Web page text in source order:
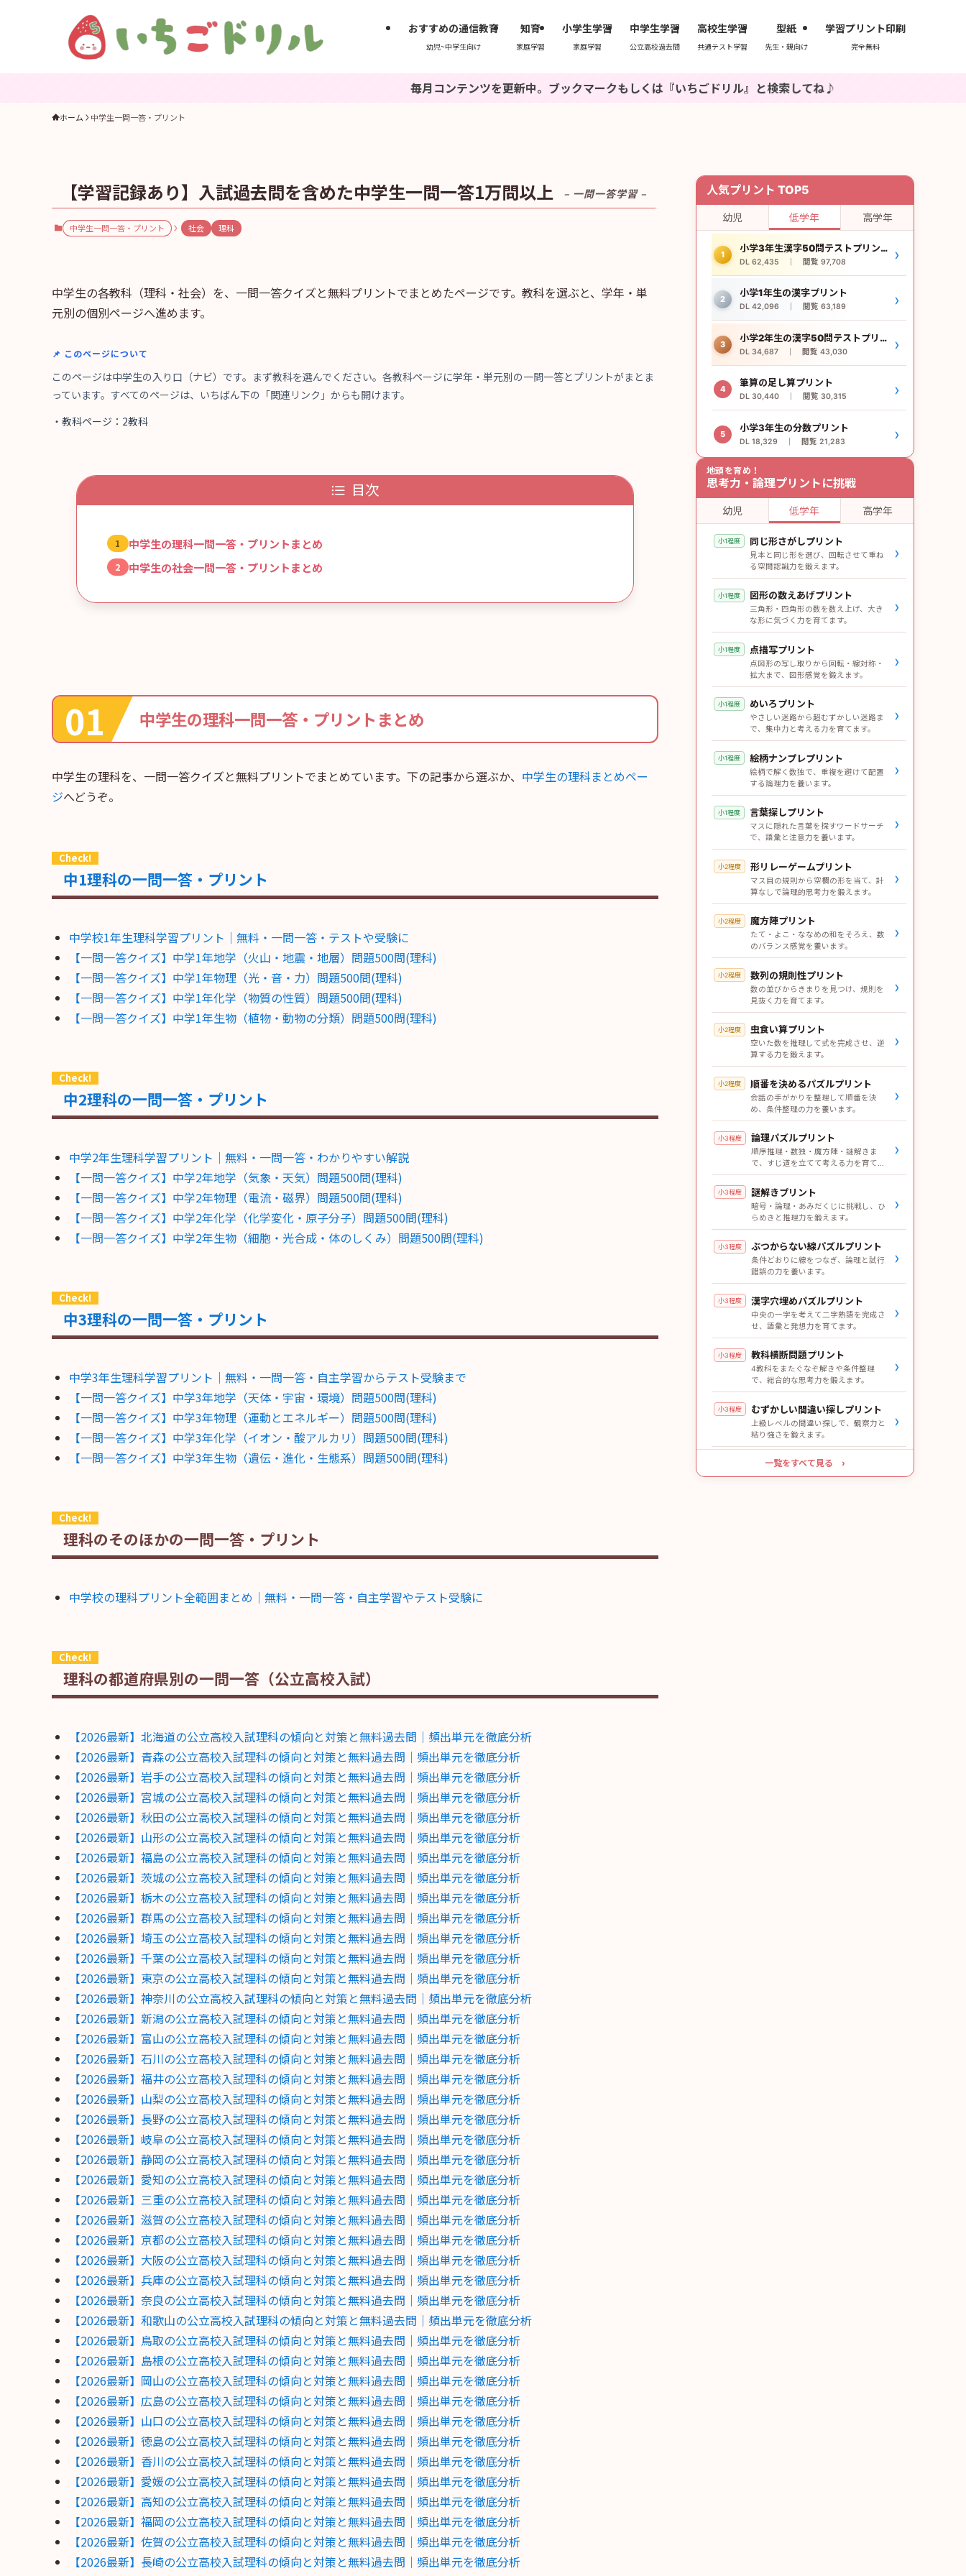
おすすめの通信教育
幼児~中学生向け
知育
家庭学習
小学生学習
家庭学習
中学生学習
公立高校過去問
高校生学習
共通テスト学習
型紙
先生・親向け
学習プリント印刷
完全無料
毎月コンテンツを更新中。ブックマークもしくは『いちごドリル』と検索してね♪
ホーム 中学生一問一答・プリント
【学習記録あり】入試過去問を含めた中学生一問一答1万問以上 – 一問一答学習 –
中学生一問一答・プリント 社会 理科
中学生の各教科（理科・社会）を、一問一答クイズと無料プリントでまとめたページです。教科を選ぶと、学年・単
元別の個別ページへ進めます。
📌 このページについて
このページは中学生の入り口（ナビ）です。まず教科を選んでください。各教科ページに学年・単元別の一問一答とプリントがまとま
っています。すべてのページは、いちばん下の「関連リンク」からも開けます。
・教科ページ：2教科
目次
中学生の理科一問一答・プリントまとめ
中学生の社会一問一答・プリントまとめ
中学生の理科一問一答・プリントまとめ
中学生の理科を、一問一答クイズと無料プリントでまとめています。下の記事から選ぶか、 中学生の理科まとめペー
ジへどうぞ。
中1理科の一問一答・プリント
中学校1年生理科学習プリント｜無料・一問一答・テストや受験に
【一問一答クイズ】中学1年地学（火山・地震・地層）問題500問(理科)
【一問一答クイズ】中学1年物理（光・音・力）問題500問(理科)
【一問一答クイズ】中学1年化学（物質の性質）問題500問(理科)
【一問一答クイズ】中学1年生物（植物・動物の分類）問題500問(理科)
中2理科の一問一答・プリント
中学2年生理科学習プリント｜無料・一問一答・わかりやすい解説
【一問一答クイズ】中学2年地学（気象・天気）問題500問(理科)
【一問一答クイズ】中学2年物理（電流・磁界）問題500問(理科)
【一問一答クイズ】中学2年化学（化学変化・原子分子）問題500問(理科)
【一問一答クイズ】中学2年生物（細胞・光合成・体のしくみ）問題500問(理科)
中3理科の一問一答・プリント
中学3年生理科学習プリント｜無料・一問一答・自主学習からテスト受験まで
【一問一答クイズ】中学3年地学（天体・宇宙・環境）問題500問(理科)
【一問一答クイズ】中学3年物理（運動とエネルギー）問題500問(理科)
【一問一答クイズ】中学3年化学（イオン・酸アルカリ）問題500問(理科)
【一問一答クイズ】中学3年生物（遺伝・進化・生態系）問題500問(理科)
理科のそのほかの一問一答・プリント
中学校の理科プリント全範囲まとめ｜無料・一問一答・自主学習やテスト受験に
理科の都道府県別の一問一答（公立高校入試）
【2026最新】北海道の公立高校入試理科の傾向と対策と無料過去問｜頻出単元を徹底分析
【2026最新】青森の公立高校入試理科の傾向と対策と無料過去問｜頻出単元を徹底分析
【2026最新】岩手の公立高校入試理科の傾向と対策と無料過去問｜頻出単元を徹底分析
【2026最新】宮城の公立高校入試理科の傾向と対策と無料過去問｜頻出単元を徹底分析
【2026最新】秋田の公立高校入試理科の傾向と対策と無料過去問｜頻出単元を徹底分析
【2026最新】山形の公立高校入試理科の傾向と対策と無料過去問｜頻出単元を徹底分析
【2026最新】福島の公立高校入試理科の傾向と対策と無料過去問｜頻出単元を徹底分析
【2026最新】茨城の公立高校入試理科の傾向と対策と無料過去問｜頻出単元を徹底分析
【2026最新】栃木の公立高校入試理科の傾向と対策と無料過去問｜頻出単元を徹底分析
【2026最新】群馬の公立高校入試理科の傾向と対策と無料過去問｜頻出単元を徹底分析
【2026最新】埼玉の公立高校入試理科の傾向と対策と無料過去問｜頻出単元を徹底分析
【2026最新】千葉の公立高校入試理科の傾向と対策と無料過去問｜頻出単元を徹底分析
【2026最新】東京の公立高校入試理科の傾向と対策と無料過去問｜頻出単元を徹底分析
【2026最新】神奈川の公立高校入試理科の傾向と対策と無料過去問｜頻出単元を徹底分析
【2026最新】新潟の公立高校入試理科の傾向と対策と無料過去問｜頻出単元を徹底分析
【2026最新】富山の公立高校入試理科の傾向と対策と無料過去問｜頻出単元を徹底分析
【2026最新】石川の公立高校入試理科の傾向と対策と無料過去問｜頻出単元を徹底分析
【2026最新】福井の公立高校入試理科の傾向と対策と無料過去問｜頻出単元を徹底分析
【2026最新】山梨の公立高校入試理科の傾向と対策と無料過去問｜頻出単元を徹底分析
【2026最新】長野の公立高校入試理科の傾向と対策と無料過去問｜頻出単元を徹底分析
【2026最新】岐阜の公立高校入試理科の傾向と対策と無料過去問｜頻出単元を徹底分析
【2026最新】静岡の公立高校入試理科の傾向と対策と無料過去問｜頻出単元を徹底分析
【2026最新】愛知の公立高校入試理科の傾向と対策と無料過去問｜頻出単元を徹底分析
【2026最新】三重の公立高校入試理科の傾向と対策と無料過去問｜頻出単元を徹底分析
【2026最新】滋賀の公立高校入試理科の傾向と対策と無料過去問｜頻出単元を徹底分析
【2026最新】京都の公立高校入試理科の傾向と対策と無料過去問｜頻出単元を徹底分析
【2026最新】大阪の公立高校入試理科の傾向と対策と無料過去問｜頻出単元を徹底分析
【2026最新】兵庫の公立高校入試理科の傾向と対策と無料過去問｜頻出単元を徹底分析
【2026最新】奈良の公立高校入試理科の傾向と対策と無料過去問｜頻出単元を徹底分析
【2026最新】和歌山の公立高校入試理科の傾向と対策と無料過去問｜頻出単元を徹底分析
【2026最新】鳥取の公立高校入試理科の傾向と対策と無料過去問｜頻出単元を徹底分析
【2026最新】島根の公立高校入試理科の傾向と対策と無料過去問｜頻出単元を徹底分析
【2026最新】岡山の公立高校入試理科の傾向と対策と無料過去問｜頻出単元を徹底分析
【2026最新】広島の公立高校入試理科の傾向と対策と無料過去問｜頻出単元を徹底分析
【2026最新】山口の公立高校入試理科の傾向と対策と無料過去問｜頻出単元を徹底分析
【2026最新】徳島の公立高校入試理科の傾向と対策と無料過去問｜頻出単元を徹底分析
【2026最新】香川の公立高校入試理科の傾向と対策と無料過去問｜頻出単元を徹底分析
【2026最新】愛媛の公立高校入試理科の傾向と対策と無料過去問｜頻出単元を徹底分析
【2026最新】高知の公立高校入試理科の傾向と対策と無料過去問｜頻出単元を徹底分析
【2026最新】福岡の公立高校入試理科の傾向と対策と無料過去問｜頻出単元を徹底分析
【2026最新】佐賀の公立高校入試理科の傾向と対策と無料過去問｜頻出単元を徹底分析
【2026最新】長崎の公立高校入試理科の傾向と対策と無料過去問｜頻出単元を徹底分析
人気プリント TOP5
幼児 低学年 高学年
1
小学3年生漢字50問テストプリント
DL 62,435 ｜ 閲覧 97,708 ›
2
小学1年生の漢字プリント
DL 42,096 ｜ 閲覧 63,189 ›
3
小学2年生の漢字50問テストプリント
DL 34,687 ｜ 閲覧 43,030 ›
4
筆算の足し算プリント
DL 30,440 ｜ 閲覧 30,315 ›
5
小学3年生の分数プリント
DL 18,329 ｜ 閲覧 21,283 ›
地頭を育め！
思考力・論理プリントに挑戦
幼児 低学年 高学年
小1程度 同じ形さがしプリント
見本と同じ形を選び、回転させて重ね
る空間認識力を鍛えます。
›
小1程度 図形の数えあげプリント
三角形・四角形の数を数え上げ、大き
な形に気づく力を育てます。
›
小1程度 点描写プリント
点図形の写し取りから回転・線対称・
拡大まで、図形感覚を鍛えます。
›
小1程度 めいろプリント
やさしい迷路から超むずかしい迷路ま
で、集中力と考える力を育てます。
›
小1程度 絵柄ナンプレプリント
絵柄で解く数独で、重複を避けて配置
する論理力を養います。
›
小1程度 言葉探しプリント
マスに隠れた言葉を探すワードサーチ
で、語彙と注意力を養います。
›
小2程度 形リレーゲームプリント
マス目の規則から空欄の形を当て、計
算なしで論理的思考力を鍛えます。
›
小2程度 魔方陣プリント
たて・よこ・ななめの和をそろえ、数
のバランス感覚を養います。
›
小2程度 数列の規則性プリント
数の並びからきまりを見つけ、規則を
見抜く力を育てます。
›
小2程度 虫食い算プリント
空いた数を推理して式を完成させ、逆
算する力を鍛えます。
›
小2程度 順番を決めるパズルプリント
会話の手がかりを整理して順番を決
め、条件整理の力を養います。
›
小3程度 論理パズルプリント
順序推理・数独・魔方陣・謎解きま
で、すじ道を立てて考える力を育てま
す。
›
小3程度 謎解きプリント
暗号・論理・あみだくじに挑戦し、ひ
らめきと推理力を鍛えます。
›
小3程度 ぶつからない線パズルプリント
条件どおりに線をつなぎ、論理と試行
錯誤の力を養います。
›
小3程度 漢字穴埋めパズルプリント
中央の一字を考えて二字熟語を完成さ
せ、語彙と発想力を育てます。
›
小3程度 教科横断問題プリント
4教科をまたぐなぞ解きや条件整理
で、総合的な思考力を鍛えます。
›
小3程度 むずかしい間違い探しプリント
上級レベルの間違い探しで、観察力と
粘り強さを鍛えます。
›
一覧をすべて見る ›